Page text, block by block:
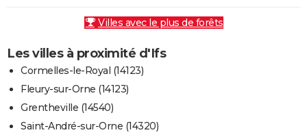
Villes avec le plus de forêts
Les villes à proximité d'Ifs
Cormelles-le-Royal (14123)
Fleury-sur-Orne (14123)
Grentheville (14540)
Saint-André-sur-Orne (14320)